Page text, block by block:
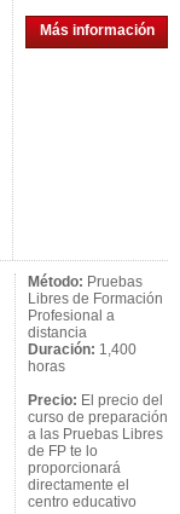
Más información
Método: Pruebas
Libres de Formación
Profesional a
distancia
Duración: 1,400
horas
Precio: El precio del
curso de preparación
a las Pruebas Libres
de FP te lo
proporcionará
directamente el
centro educativo